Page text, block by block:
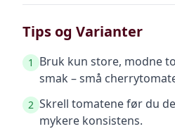
Tips og Varianter
1
Bruk kun store, modne
smak – små
2 Skrell tomatene før du
mykere konsistens.